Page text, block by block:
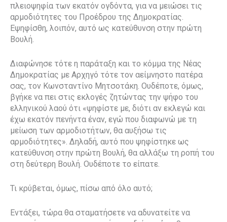
πλειοψηφία των εκατόν ογδόντα, για να μειώσει τις
αρμοδιότητες του Προέδρου της Δημοκρατίας.
Εψηφίσθη, λοιπόν, αυτό ως κατεύθυνση στην πρώτη
Βουλή.
Διαφώνησε τότε η παράταξη και το κόμμα της Νέας
Δημοκρατίας με Αρχηγό τότε τον αείμνηστο πατέρα
σας, τον Κωνσταντίνο Μητσοτάκη. Ουδέποτε, όμως,
βγήκε να πει στις εκλογές ζητώντας την ψήφο του
ελληνικού λαού ότι «ψηφίστε με, διότι αν εκλεγώ και
έχω εκατόν πενήντα έναν, εγώ που διαφωνώ με τη
μείωση των αρμοδιοτήτων, θα αυξήσω τις
αρμοδιότητες». Δηλαδή, αυτό που ψηφίστηκε ως
κατεύθυνση στην πρώτη Βουλή, θα αλλάξω τη ροπή του
στη δεύτερη Βουλή. Ουδέποτε το είπατε.
Τι κρύβεται, όμως, πίσω από όλο αυτό;
Εντάξει, τώρα θα σταματήσετε να αδυνατείτε να